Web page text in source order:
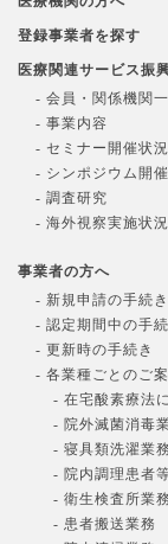
登録事業者を探す
医療関連サービス振
- 会員・関係機関
- 事業内容
- セミナー開催状況
- シンポジウム開
- 調査研究
- 海外視察実施状況
事業者の方へ
- 新規申請の手続き
- 認定期間中の手
- 更新時の手続き
- 各業種ごとのご
- 在宅酸素療法
- 院外滅菌消毒
- 寝具類洗濯業務
- 院内調理患者
- 衛生検査所業務
- 患者搬送業務